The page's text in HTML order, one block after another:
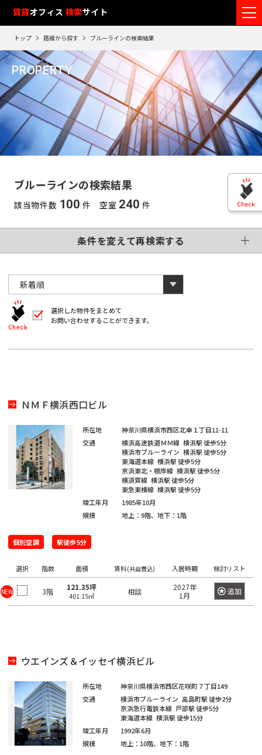
賃貸オフィス 検索サイト
トップ 路線から探す ブルーラインの検索結果
PROPERTY
ブルーラインの検索結果
該当物件数 100 件 空室 240 件
条件を変えて再検索する
検索エリア
ブルーライン
変更する
入居可能時期
こだわり条件
制震・免震構造
個別空調
竣工予定
基準階500坪以上
VR画像有
路
線
を
選
択
す
る
東
千
葉
埼
玉
北
海
宮
知
阪
福
岡
※
の
を
選
だ
い。
1
度
に
選
ク
リ
ア
12
再
検
索
す
る
エ
リ
ア
を
選
択
す
東
川
葉
埼
玉
阪
福
岡
望
エ
リ
ア
し
く
だ
さ
い。
ク
リ
ア
0エ
リ
ア
再
検
索
す
る
フ
リ
ー
ワ
ー
ド
で
検
索
す
る
再検索す
全
角
で
入
※
キ
ド
検
で
は
ー
ド
検
索
し
て
く
手
日
本
/
〇
大
手
町
Check
選択した物件をまとめて
お問い合わせすることができます。
ＮＭＦ横浜西口ビル
所在地
神奈川県横浜市西区北幸１丁目11-11
交通
横浜高速鉄道ＭＭ線 横浜駅徒歩5分
横浜市ブルーライン 横浜駅徒歩5分
東海道本線 横浜駅徒歩5分
京浜東北・根岸線 横浜駅徒歩5分
横須賀線 横浜駅徒歩5分
東急東横線 横浜駅徒歩5分
竣工年月
1985年10月
規模
地上：9階、地下：1階
個別空調 駅徒歩5分
選択 階数 面積 賃料(共益費込) 入居時期 検討リスト
NEW 3階 121.35坪
401.15㎡ 相談
2027年
1月
追加
ウエインズ＆イッセイ横浜ビル
所在地
神奈川県横浜市西区花咲町７丁目149
交通
横浜市ブルーライン 高島町駅徒歩2分
京浜急行電鉄本線 戸部駅徒歩5分
東海道本線 横浜駅徒歩15分
竣工年月
1992年6月
規模
地上：10階、地下：1階
フ
ロ
ア
閲
覧
履
歴
※
覧
は
日
る
自
動
的
に
削
除
閉じる